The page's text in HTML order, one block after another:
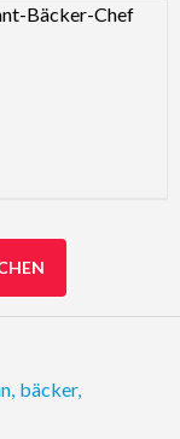
Image
bäcker,